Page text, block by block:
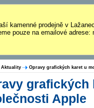
kamenné prodejně v
pouze na emailové
Aktuality Opravy grafických karet u
grafických
Apple